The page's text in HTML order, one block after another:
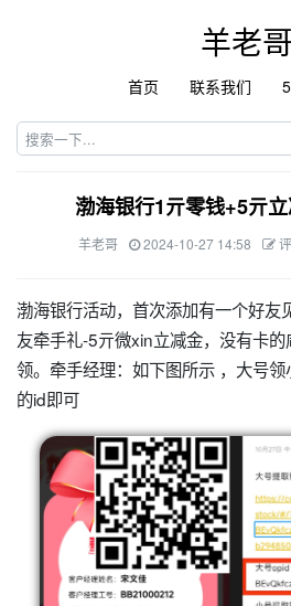
羊老哥
首页 联系我们
渤海银行1亓零钱+5亓
羊老哥 2024-10-27 14:58
渤海银行活动，首次添加有一个好友
友牵手礼-5亓微xin立减金，没有卡
领。牵手经理：如下图所示 ，大号
的id即可